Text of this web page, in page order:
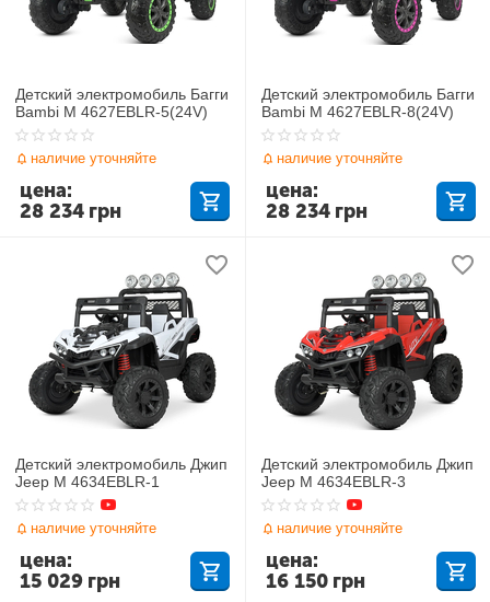
Детский электромобиль Багги
Bambi M 4627EBLR-5(24V)
наличие уточняйте
28 234 грн
цена:
Детский электромобиль Багги
Bambi M 4627EBLR-8(24V)
наличие уточняйте
28 234 грн
цена:
Детский электромобиль Джип
Jeep M 4634EBLR-1
наличие уточняйте
15 029 грн
цена:
Детский электромобиль Джип
Jeep M 4634EBLR-3
наличие уточняйте
16 150 грн
цена: